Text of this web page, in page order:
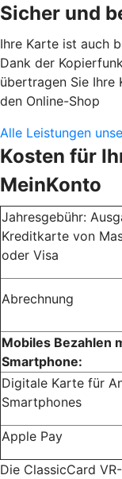
Sicher und
Ihre Karte ist auch
Dank der
übertragen Sie Ihre
den Online-Shop
Alle Leistungen
Kosten für
MeinKonto
Jahresgebühr:
Kreditkarte von
oder Visa
Abrechnung
Mobiles Bezahlen
Smartphone:
Digitale Karte für
Smartphones
Apple Pay
Die ClassicCard